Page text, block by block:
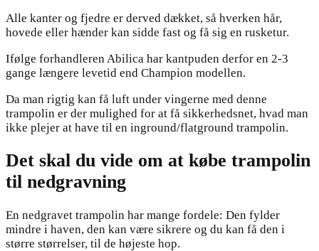
Alle kanter og fjedre er derved dækket, så hverken hår,
hovede eller hænder kan sidde fast og få sig en rusketur.
Ifølge forhandleren Abilica har kantpuden derfor en 2-3
gange længere levetid end Champion modellen.
Da man rigtig kan få luft under vingerne med denne
trampolin er der mulighed for at få sikkerhedsnet, hvad man
ikke plejer at have til en inground/flatground trampolin.
Det skal du vide om at købe trampolin
til nedgravning
En nedgravet trampolin har mange fordele: Den fylder
mindre i haven, den kan være sikrere og du kan få den i
større størrelser, til de højeste hop.